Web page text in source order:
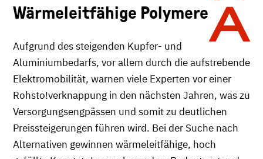
Wärmeleitfähige Polymere
Aufgrund des steigenden Kupfer- und
Aluminiumbedarfs, vor allem durch die aufstrebende
Elektromobilität, warnen viele Experten vor einer
Rohsto!verknappung in den nächsten Jahren, was zu
Versorgungsengpässen und somit zu deutlichen
Preissteigerungen führen wird. Bei der Suche nach
Alternativen gewinnen wärmeleitfähige, hoch